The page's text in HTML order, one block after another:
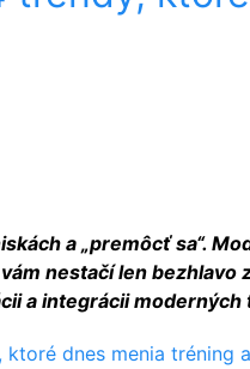
a „premôcť sa“.
nestačí len
a integrácii moderných
dnes menia tréning